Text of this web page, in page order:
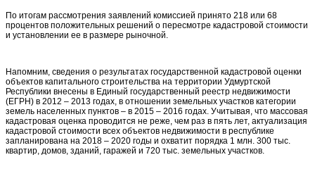
По итогам рассмотрения заявлений комиссией принято 218 или 68
процентов положительных решений о пересмотре кадастровой стоимости
и установлении ее в размере рыночной.
Напомним, сведения о результатах государственной кадастровой оценки
объектов капитального строительства на территории Удмуртской
Республики внесены в Единый государственный реестр недвижимости
(ЕГРН) в 2012 – 2013 годах, в отношении земельных участков категории
земель населенных пунктов – в 2015 – 2016 годах. Учитывая, что массовая
кадастровая оценка проводится не реже, чем раз в пять лет, актуализация
кадастровой стоимости всех объектов недвижимости в республике
запланирована на 2018 – 2020 годы и охватит порядка 1 млн. 300 тыс.
квартир, домов, зданий, гаражей и 720 тыс. земельных участков.